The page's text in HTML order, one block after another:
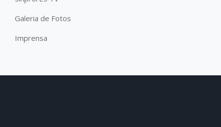
Galeria de Fotos
Imprensa